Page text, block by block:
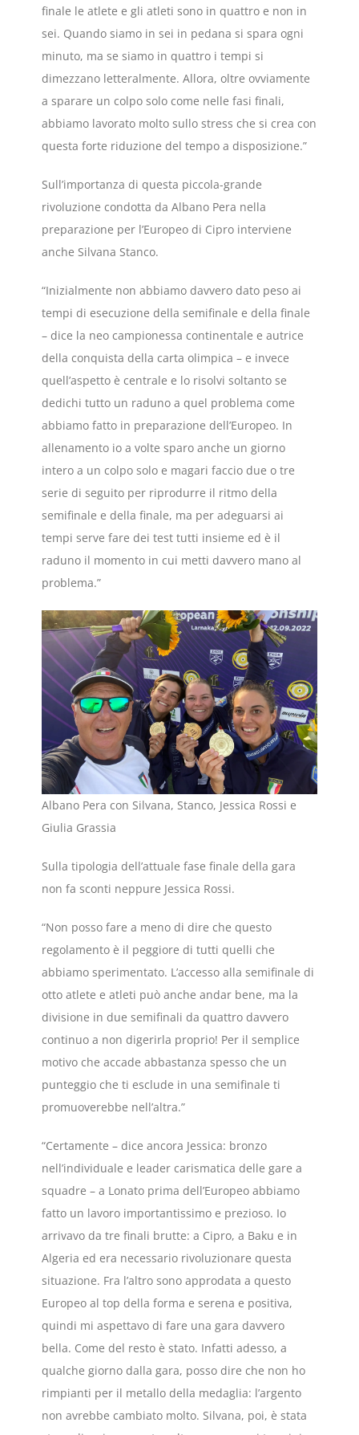
finale le atlete e gli atleti sono in quattro e non in
sei. Quando siamo in sei in pedana si spara ogni
minuto, ma se siamo in quattro i tempi si
dimezzano letteralmente. Allora, oltre ovviamente
a sparare un colpo solo come nelle fasi finali,
abbiamo lavorato molto sullo stress che si crea con
questa forte riduzione del tempo a disposizione.”
Sull’importanza di questa piccola-grande
rivoluzione condotta da Albano Pera nella
preparazione per l’Europeo di Cipro interviene
anche Silvana Stanco.
“Inizialmente non abbiamo davvero dato peso ai
tempi di esecuzione della semifinale e della finale
– dice la neo campionessa continentale e autrice
della conquista della carta olimpica – e invece
quell’aspetto è centrale e lo risolvi soltanto se
dedichi tutto un raduno a quel problema come
abbiamo fatto in preparazione dell’Europeo. In
allenamento io a volte sparo anche un giorno
intero a un colpo solo e magari faccio due o tre
serie di seguito per riprodurre il ritmo della
semifinale e della finale, ma per adeguarsi ai
tempi serve fare dei test tutti insieme ed è il
raduno il momento in cui metti davvero mano al
problema.”
Albano Pera con Silvana, Stanco, Jessica Rossi e
Giulia Grassia
Sulla tipologia dell’attuale fase finale della gara
non fa sconti neppure Jessica Rossi.
“Non posso fare a meno di dire che questo
regolamento è il peggiore di tutti quelli che
abbiamo sperimentato. L’accesso alla semifinale di
otto atlete e atleti può anche andar bene, ma la
divisione in due semifinali da quattro davvero
continuo a non digerirla proprio! Per il semplice
motivo che accade abbastanza spesso che un
punteggio che ti esclude in una semifinale ti
promuoverebbe nell’altra.”
“Certamente – dice ancora Jessica: bronzo
nell’individuale e leader carismatica delle gare a
squadre – a Lonato prima dell’Europeo abbiamo
fatto un lavoro importantissimo e prezioso. Io
arrivavo da tre finali brutte: a Cipro, a Baku e in
Algeria ed era necessario rivoluzionare questa
situazione. Fra l’altro sono approdata a questo
Europeo al top della forma e serena e positiva,
quindi mi aspettavo di fare una gara davvero
bella. Come del resto è stato. Infatti adesso, a
qualche giorno dalla gara, posso dire che non ho
rimpianti per il metallo della medaglia: l’argento
non avrebbe cambiato molto. Silvana, poi, è stata